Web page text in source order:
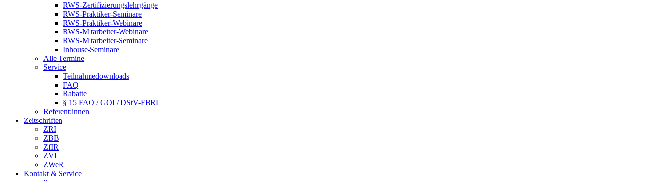
RWS-Zertifizierungslehrgänge
RWS-Praktiker-Seminare
RWS-Praktiker-Webinare
RWS-Mitarbeiter-Webinare
RWS-Mitarbeiter-Seminare
Inhouse-Seminare
Alle Termine
Service
Teilnahmedownloads
FAQ
Rabatte
§ 15 FAO / GOI / DStV-FBRL
Referent:innen
Zeitschriften
ZRI
ZBB
ZfIR
ZVI
ZWeR
Kontakt & Service